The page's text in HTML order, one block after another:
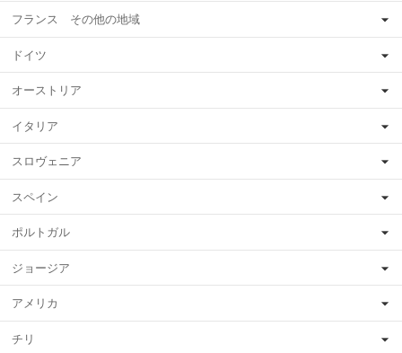
フランス その他の地域
ドイツ
オーストリア
イタリア
スロヴェニア
スペイン
ポルトガル
ジョージア
アメリカ
チリ